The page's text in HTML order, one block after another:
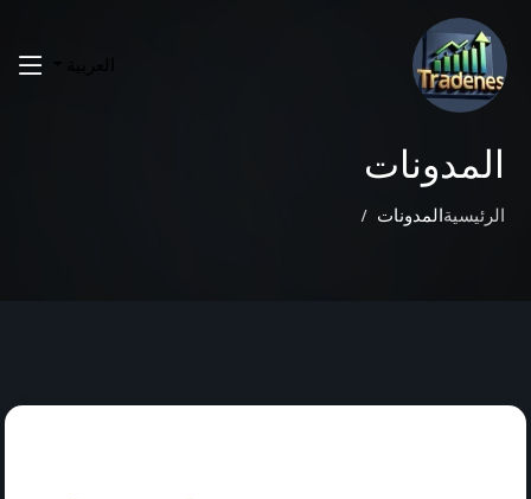
المدونات
الرئيسيةالمدونات